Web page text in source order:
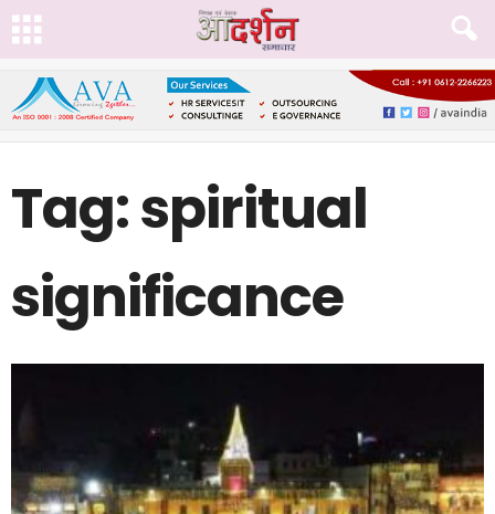
Tag: spiritual
significance